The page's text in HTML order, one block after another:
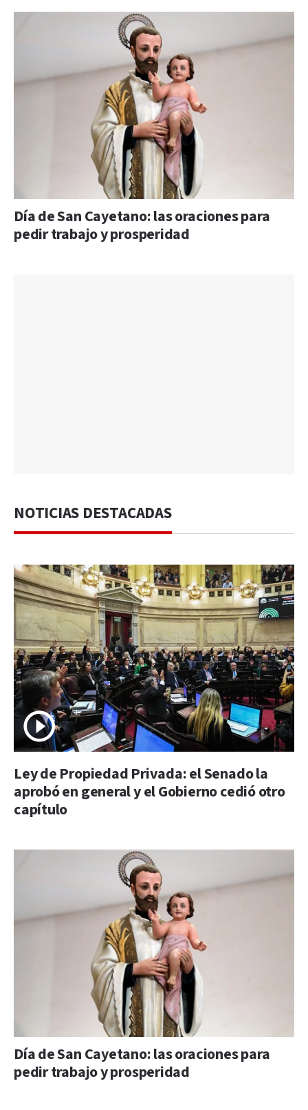
Día de San Cayetano: las oraciones para
pedir trabajo y prosperidad
NOTICIAS DESTACADAS
Ley de Propiedad Privada: el Senado la
aprobó en general y el Gobierno cedió otro
capítulo
Día de San Cayetano: las oraciones para
pedir trabajo y prosperidad